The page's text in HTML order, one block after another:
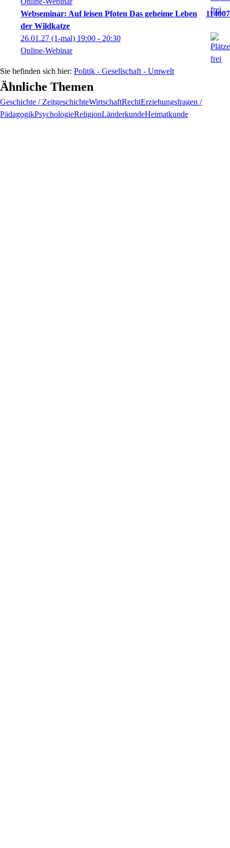
Webseminar: Auf leisen Pfoten Das geheime Leben
der Wildkatze
114007
26.01.27 (1-mal) 19:00 - 20:30
Online-Webinar
Politik - Gesellschaft - Umwelt
Ähnliche Themen
Geschichte / ZeitgeschichteWirtschaftRechtErziehungsfragen /
PädagogikPsychologieReligionLänderkundeHeimatkunde